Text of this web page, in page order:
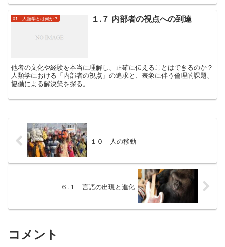
01 人類学とは何か？ １.７ 内部者の視点への到達
他者の文化や経験を本当に理解し、正確に伝えることはできるのか？
人類学における「内部者の視点」の追求と、表象に伴う倫理的課題、
協働による解決策を探る。
１０ 人の移動
６.１ 言語の出現と進化
コメント